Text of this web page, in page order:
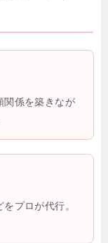
関係を築きなが
プロが代行。